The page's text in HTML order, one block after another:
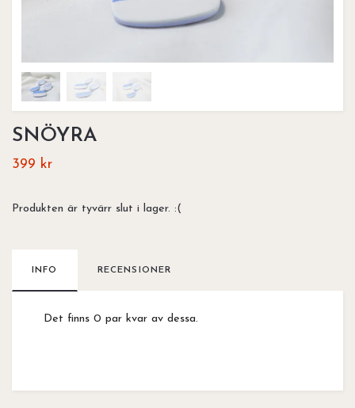
SNÖYRA
399 kr
Produkten är tyvärr slut i lager. :(
INFO RECENSIONER
Det finns 0 par kvar av dessa.